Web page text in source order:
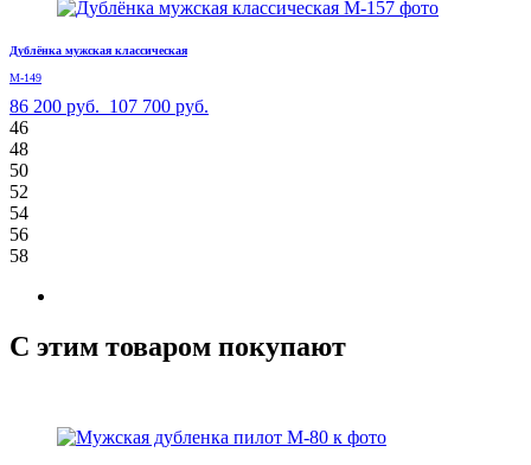
Дублёнка мужская классическая
М-149
86 200 руб. 107 700 руб.
46
48
50
52
54
56
58
С этим товаром покупают